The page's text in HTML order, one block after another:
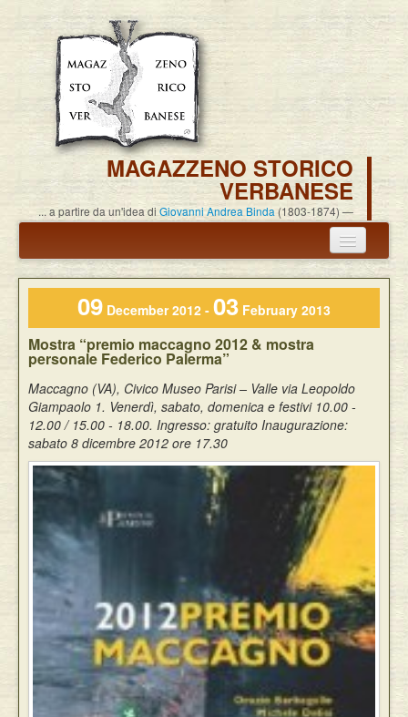
MAGAZZENO STORICO
VERBANESE
... a partire da un'idea di Giovanni Andrea Binda (1803-1874)
Annuncio termine attività
Carlo Alessandro Pisoni
Associazione
Pubblicazioni
Eventi
09 December 2012 - 03 February 2013
Mostra “premio maccagno 2012 & mostra
personale Federico Palerma”
Maccagno (VA), Civico Museo Parisi – Valle via Leopoldo
Giampaolo 1. Venerdì, sabato, domenica e festivi 10.00 -
12.00 / 15.00 - 18.00. Ingresso: gratuito Inaugurazione:
sabato 8 dicembre 2012 ore 17.30